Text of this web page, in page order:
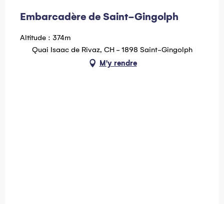
Embarcadère de Saint-Gingolph
Altitude : 374m
Quai Isaac de Rivaz, CH - 1898 Saint-Gingolph
M'y rendre